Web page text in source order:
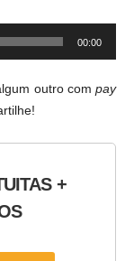
00:00
outro com pay
+